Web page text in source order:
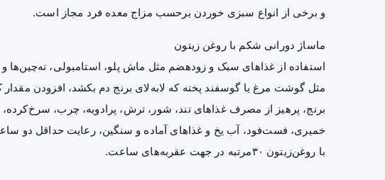
و برخی از انواع سبزی خوردن برحسب مزاج معده فرد مجاز است.
ماساژ دورانی شکم با روغن زیتون
استفاده از غذاهای سبک و زودهضم مثل ماش پلو، استامبولی، ته‌چین‌ها
مثل گوشت مرغ یا گوسفند پخته که لابه‌لای برنج دم بکشد، افزودن مقدار
برنج، پرهیز از مصرف غذاهای تند، شور، ترش، پرادویه، چرب، سرخ‌کرده،
خمیری، فست‌فود، آب یخ و غذاهای آماده و سنگین، رعایت حداقل دو
با روغن‌زیتون ۳۰مرتبه در جهت عقربه‌های ساعت.